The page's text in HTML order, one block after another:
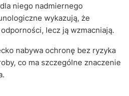
niego nadmiernego
wykazują, że
lecz ją wzmacniają.
nabywa ochronę bez ryzyka
co ma szczególne znaczenie